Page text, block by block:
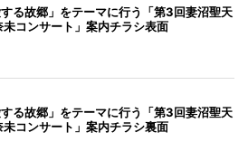
する故郷」をテーマに行う「第3回妻沼聖天
未コンサート」案内チラシ表面
する故郷」をテーマに行う「第3回妻沼聖天
未コンサート」案内チラシ裏面